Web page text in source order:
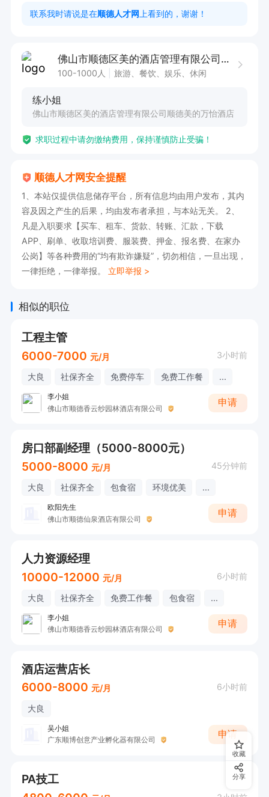
放。
9、检查楼梯确保卫生及清洁。
费。
行政管家通知花房更换。
足。
13、检查公共区域员工的仪表,个人卫生和形象。
14、协助准备员工排班表。
15、协助进行员工的培训和发展。
16、监督员工表现状况。
17、记录所有公共区域员工出勤的情况。
19、提供高品质的对客服务。
20、确保客人需求与合理的要求被满足。
21、坚持酒店的清洁和养护程序。
22、保持维护所在工作区域的高度整洁。
23、遵守酒店的工作政策及程序，遵守酒店的商
业行为规范以及员工手册中的条款。
述。
25、完成任何其他合理的职责和被指派的职责。
联系我时请说是在顺德人才网 上看到的，谢谢！
佛山市顺德区美的酒店管理有限公司顺德美的万怡酒店
100-1000人 旅游、餐饮、娱乐、休闲
练小姐
佛山市顺德区美的酒店管理有限公司顺德美的万怡酒店
求职过程中请勿缴纳费用，保持谨慎防止受骗！
顺德人才网安全提醒
1、本站仅提供信息储存平台，所有信息均由用户发布，其内
容及因之产生的后果，均由发布者承担，与本站无关。 2、
凡是入职要求【买车、租车、货款、转账、汇款，下载
APP、刷单、收取培训费、服装费、押金、报名费、在家办
公岗】等各种费用的“均有欺诈嫌疑”，切勿相信，一旦出现，
一律拒绝，一律举报。 立即举报 >
相似的职位
工程主管
6000-7000 元/月 3小时前
大良 社保齐全 免费停车 免费工作餐 ...
李小姐
佛山市顺德香云纱园林酒店有限公司
申请
房口部副经理（5000-8000元）
5000-8000 元/月 45分钟前
大良 社保齐全 包食宿 环境优美 ...
欧阳先生
佛山市顺德仙泉酒店有限公司
申请
人力资源经理
10000-12000 元/月 6小时前
大良 社保齐全 免费工作餐 包食宿 ...
李小姐
佛山市顺德香云纱园林酒店有限公司
申请
酒店运营店长
6000-8000 元/月 6小时前
大良
吴小姐
广东顺博创意产业孵化器有限公司
申请
PA技工
收藏
分享